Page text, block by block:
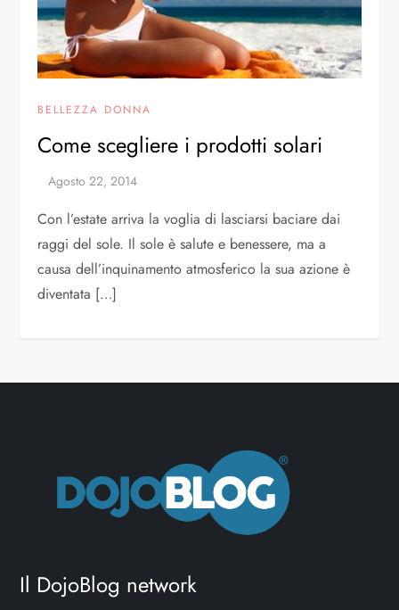
BELLEZZA DONNA
Come scegliere i prodotti solari
Con l’estate arriva la voglia di lasciarsi baciare dai
raggi del sole. Il sole è salute e benessere, ma a
causa dell’inquinamento atmosferico la sua azione è
diventata […]
Il DojoBlog network